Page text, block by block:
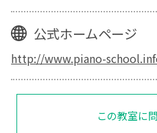
公式ホームページ
http://www.piano-
この教室に